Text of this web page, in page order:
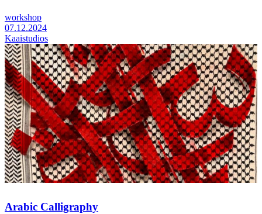
workshop
07.12.2024
Kaaistudios
Arabic Calligraphy